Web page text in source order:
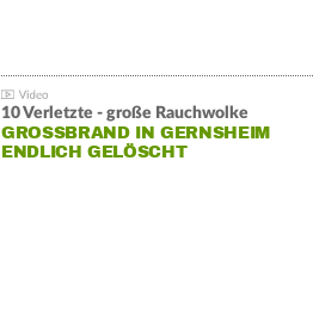
10 Verletzte - große Rauchwolke
GROSSBRAND IN GERNSHEIM E
NDLICH GELÖSCHT